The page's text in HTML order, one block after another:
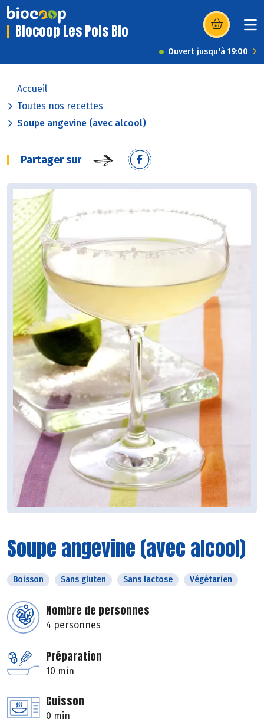
Biocoop Les Pois Bio (s’ouvre dans
Ouvert jusqu'à 19:00
Accueil
Toutes nos recettes
Soupe angevine (avec alcool)
Partager sur
Soupe angevine (avec alcool)
Boisson Sans gluten Sans lactose Végétarien
Nombre de personnes
4 personnes
Préparation
10 min
Cuisson
0 min